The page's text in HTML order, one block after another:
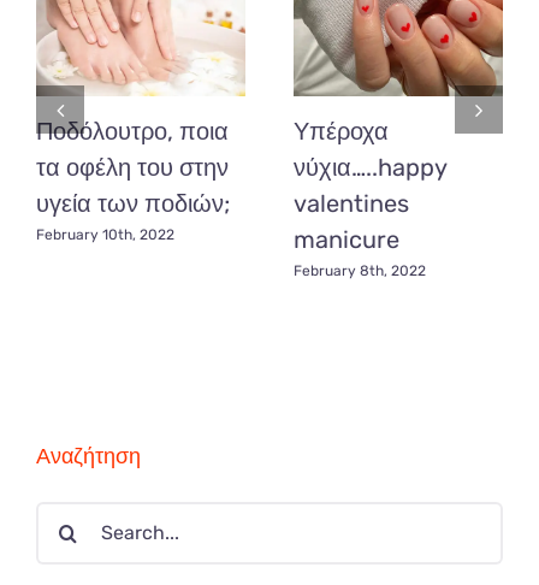
Ποδόλουτρο, ποια
τα οφέλη του στην
υγεία των ποδιών;
February 10th, 2022
Υπέροχα
νύχια…..happy
valentines
manicure
February 8th, 2022
Αναζήτηση
Search